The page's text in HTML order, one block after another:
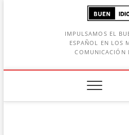
IMPULSAMOS EL
ESPAÑOL EN LOS
COMUNICACIÓN